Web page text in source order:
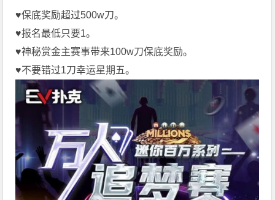
♥️保底奖励超过500w刀。
♥️报名最低只要1。
♥️神秘赏金主赛事带来100w刀保底奖励。
♥️不要错过1刀幸运星期五。